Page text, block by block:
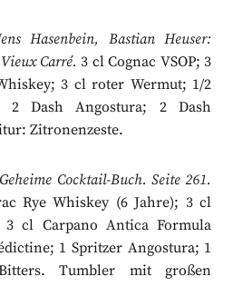
Hasenbein, Bastian Heuser:
Carré. 3 cl Cognac VSOP; 3
3 cl roter Wermut; 1/2
2 Dash Angostura; 2 Dash
Zitronenzeste.
Cocktail-Buch. Seite 261.
Rye Whiskey (6 Jahre); 3 cl
3 cl Carpano Antica Formula
1 Spritzer Angostura; 1
Bitters. Tumbler mit großen